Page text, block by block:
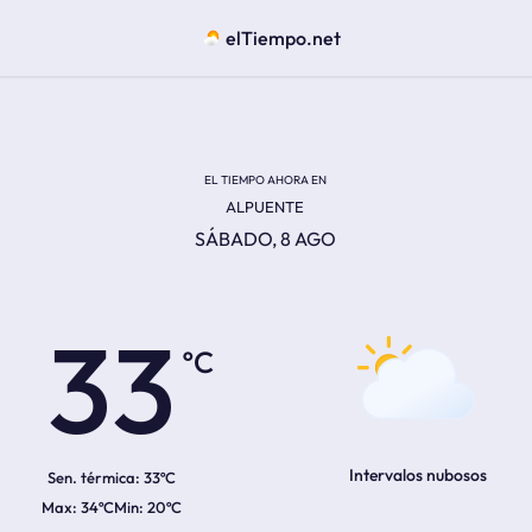
elTiempo.net
EL TIEMPO AHORA EN
ALPUENTE
SÁBADO, 8 AGO
33
Sen. térmica: 33ºC
34ºC 20ºC
Intervalos nubosos